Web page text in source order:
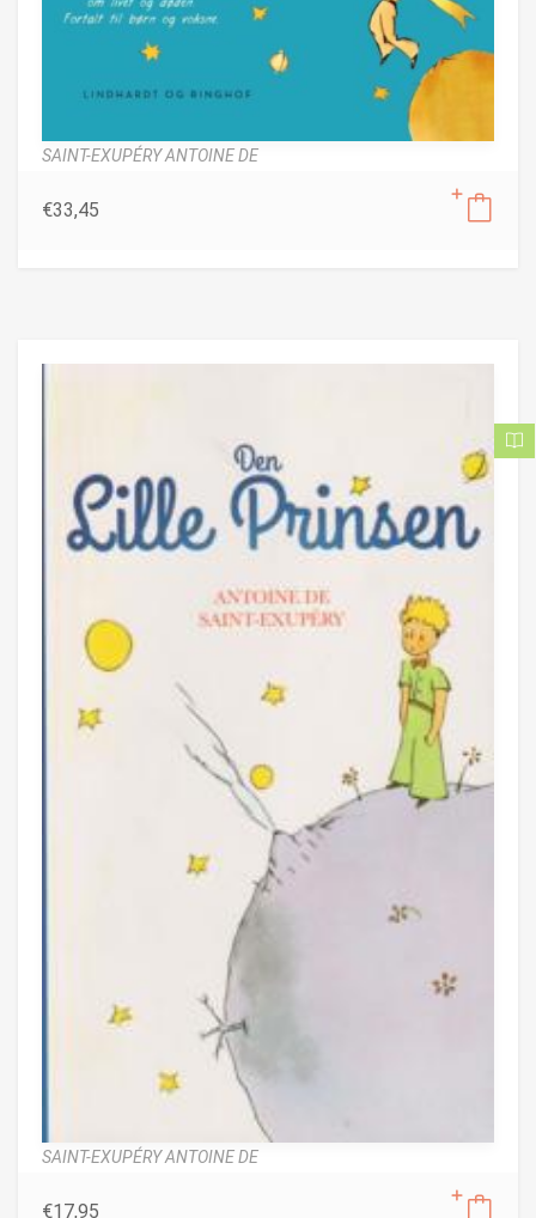
SAINT-EXUPÉRY ANTOINE DE
€33,45
SAINT-EXUPÉRY ANTOINE DE
€17,95